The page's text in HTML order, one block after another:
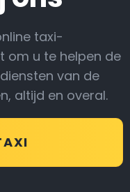
taxi-
om u te helpen de
van de
altijd en overal.